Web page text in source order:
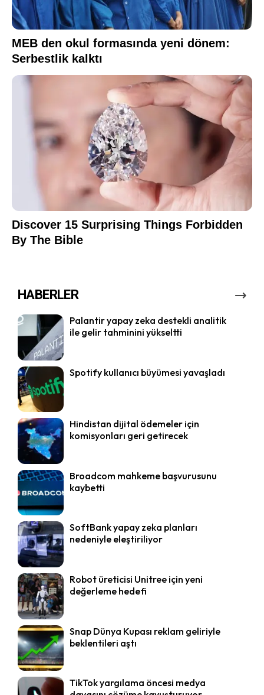
HABERLER
Palantir yapay zeka destekli analitik
ile gelir tahminini yükseltti
Spotify kullanıcı büyümesi yavaşladı
Hindistan dijital ödemeler için
komisyonları geri getirecek
Broadcom mahkeme başvurusunu
kaybetti
SoftBank yapay zeka planları
nedeniyle eleştiriliyor
Robot üreticisi Unitree için yeni
değerleme hedefi
Snap Dünya Kupası reklam geliriyle
beklentileri aştı
TikTok yargılama öncesi medya